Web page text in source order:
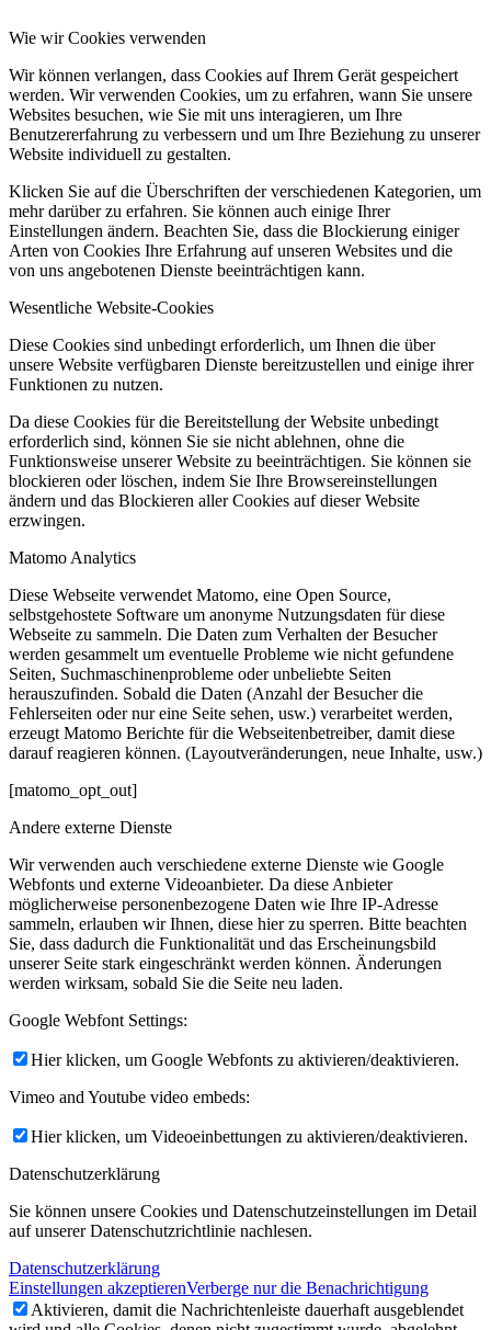
Wie wir Cookies verwenden
Wir können verlangen, dass Cookies auf Ihrem Gerät gespeichert
werden. Wir verwenden Cookies, um zu erfahren, wann Sie unsere
Websites besuchen, wie Sie mit uns interagieren, um Ihre
Benutzererfahrung zu verbessern und um Ihre Beziehung zu unserer
Website individuell zu gestalten.
Klicken Sie auf die Überschriften der verschiedenen Kategorien, um
mehr darüber zu erfahren. Sie können auch einige Ihrer
Einstellungen ändern. Beachten Sie, dass die Blockierung einiger
Arten von Cookies Ihre Erfahrung auf unseren Websites und die
von uns angebotenen Dienste beeinträchtigen kann.
Wesentliche Website-Cookies
Diese Cookies sind unbedingt erforderlich, um Ihnen die über
unsere Website verfügbaren Dienste bereitzustellen und einige ihrer
Funktionen zu nutzen.
Da diese Cookies für die Bereitstellung der Website unbedingt
erforderlich sind, können Sie sie nicht ablehnen, ohne die
Funktionsweise unserer Website zu beeinträchtigen. Sie können sie
blockieren oder löschen, indem Sie Ihre Browsereinstellungen
ändern und das Blockieren aller Cookies auf dieser Website
erzwingen.
Matomo Analytics
Diese Webseite verwendet Matomo, eine Open Source,
selbstgehostete Software um anonyme Nutzungsdaten für diese
Webseite zu sammeln. Die Daten zum Verhalten der Besucher
werden gesammelt um eventuelle Probleme wie nicht gefundene
Seiten, Suchmaschinenprobleme oder unbeliebte Seiten
herauszufinden. Sobald die Daten (Anzahl der Besucher die
Fehlerseiten oder nur eine Seite sehen, usw.) verarbeitet werden,
erzeugt Matomo Berichte für die Webseitenbetreiber, damit diese
darauf reagieren können. (Layoutveränderungen, neue Inhalte, usw.)
[matomo_opt_out]
Andere externe Dienste
Wir verwenden auch verschiedene externe Dienste wie Google
Webfonts und externe Videoanbieter. Da diese Anbieter
möglicherweise personenbezogene Daten wie Ihre IP-Adresse
sammeln, erlauben wir Ihnen, diese hier zu sperren. Bitte beachten
Sie, dass dadurch die Funktionalität und das Erscheinungsbild
unserer Seite stark eingeschränkt werden können. Änderungen
werden wirksam, sobald Sie die Seite neu laden.
Google Webfont Settings:
Hier klicken, um Google Webfonts zu aktivieren/deaktivieren.
Vimeo and Youtube video embeds:
Hier klicken, um Videoeinbettungen zu aktivieren/deaktivieren.
Datenschutzerklärung
Sie können unsere Cookies und Datenschutzeinstellungen im Detail
auf unserer Datenschutzrichtlinie nachlesen.
Datenschutzerklärung
Einstellungen akzeptierenVerberge nur die Benachrichtigung
Aktivieren, damit die Nachrichtenleiste dauerhaft ausgeblendet